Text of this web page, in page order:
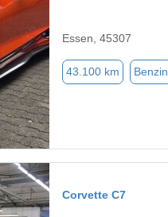
Essen, 45307
43.100 km Benzin
Corvette C7